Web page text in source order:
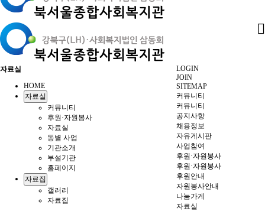
LOGIN
JOIN
SITEMAP
커뮤니티
커뮤니티
공지사항
채용정보
자유게시판
사업참여
후원·자원봉사
후원·자원봉사
후원안내
자원봉사안내
나눔가게
자료실
자료실
HOME
자료실
커뮤니티
후원·자원봉사
자료실
동별 사업
기관소개
부설기관
홈페이지
자료집
갤러리
자료집